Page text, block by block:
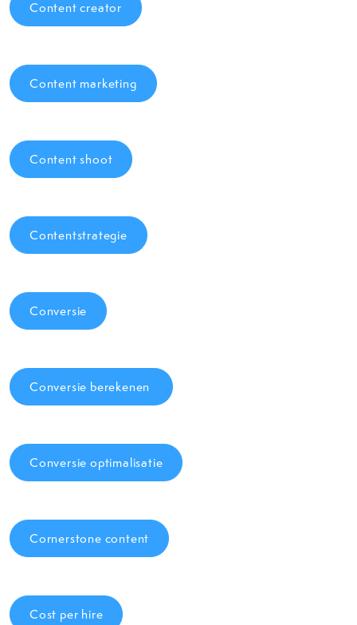
Content creator
Content marketing
Content shoot
Contentstrategie
Conversie
Conversie berekenen
Conversie optimalisatie
Cornerstone content
Cost per hire